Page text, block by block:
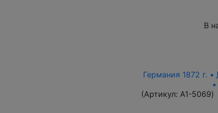
В
Германия 1872 г. •
(Артикул: A1-5069)